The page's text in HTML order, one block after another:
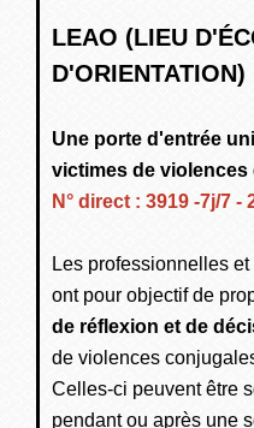
LEAO (LIEU
D'ORIENTATION)
Une porte d'entrée
victimes de
N° direct : 3919 -7j/7 -
Les professionnelles
ont pour objectif de
de réflexion et de
de violences
Celles-ci peuvent être
pendant ou après une